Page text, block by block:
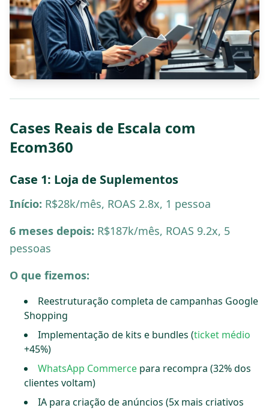
Cases Reais de Escala com
Ecom360
Case 1: Loja de Suplementos
Início: R$28k/mês, ROAS 2.8x, 1 pessoa
6 meses depois: R$187k/mês, ROAS 9.2x, 5
pessoas
O que fizemos:
Reestruturação completa de campanhas Google
Shopping
Implementação de kits e bundles (ticket médio
+45%)
WhatsApp Commerce para recompra (32% dos
clientes voltam)
IA para criação de anúncios (5x mais criativos